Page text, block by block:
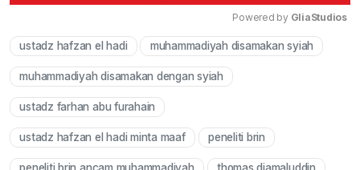
Mute
Powered by GliaStudios
ustadz hafzan el hadi muhammadiyah disamakan syiah
muhammadiyah disamakan dengan syiah
ustadz farhan abu furahain
ustadz hafzan el hadi minta maaf peneliti brin